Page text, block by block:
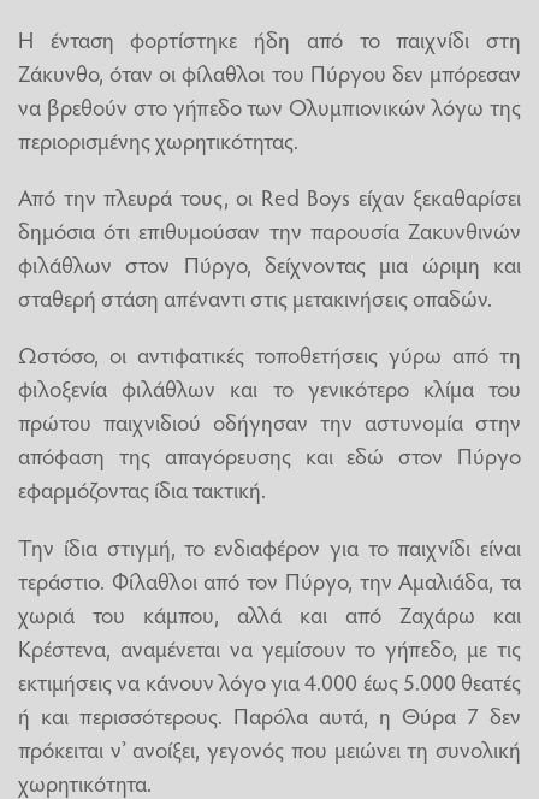
Η ένταση φορτίστηκε ήδη από το παιχνίδι στη
Ζάκυνθο, όταν οι φίλαθλοι του Πύργου δεν μπόρεσαν
να βρεθούν στο γήπεδο των Ολυμπιονικών λόγω της
περιορισμένης χωρητικότητας.
Από την πλευρά τους, οι Red Boys είχαν ξεκαθαρίσει
δημόσια ότι επιθυμούσαν την παρουσία Ζακυνθινών
φιλάθλων στον Πύργο, δείχνοντας μια ώριμη και
σταθερή στάση απέναντι στις μετακινήσεις οπαδών.
Ωστόσο, οι αντιφατικές τοποθετήσεις γύρω από τη
φιλοξενία φιλάθλων και το γενικότερο κλίμα του
πρώτου παιχνιδιού οδήγησαν την αστυνομία στην
απόφαση της απαγόρευσης και εδώ στον Πύργο
εφαρμόζοντας ίδια τακτική.
Την ίδια στιγμή, το ενδιαφέρον για το παιχνίδι είναι
τεράστιο. Φίλαθλοι από τον Πύργο, την Αμαλιάδα, τα
χωριά του κάμπου, αλλά και από Ζαχάρω και
Κρέστενα, αναμένεται να γεμίσουν το γήπεδο, με τις
εκτιμήσεις να κάνουν λόγο για 4.000 έως 5.000 θεατές
ή και περισσότερους. Παρόλα αυτά, η Θύρα 7 δεν
πρόκειται ν’ ανοίξει, γεγονός που μειώνει τη συνολική
χωρητικότητα.